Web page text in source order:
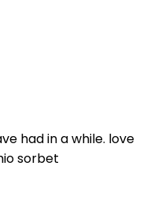
had in a while. love
sorbet